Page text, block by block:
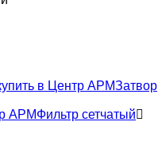
Затвор
Фильтр сетчатый